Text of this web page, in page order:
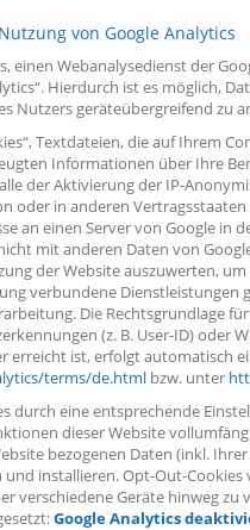
von Google Analytics
einen Webanalysedienst der
Hierdurch ist es möglich,
Nutzers geräteübergreifend zu
Textdateien, die auf Ihrem
Informationen über Ihre
der Aktivierung der IP-
oder in anderen
an einen Server von Google
mit anderen Daten von
der Website auszuwerten,
verbundene Dienstleistungen
Die Rechtsgrundlage
(z. B. User-ID)
erreicht ist, erfolgt
terms/de.html bzw. unter
durch eine entsprechende
dieser Website
bezogenen Daten (inkl.
installieren. Opt-Out-Cookies
verschiedene Geräte hinweg
Google Analytics